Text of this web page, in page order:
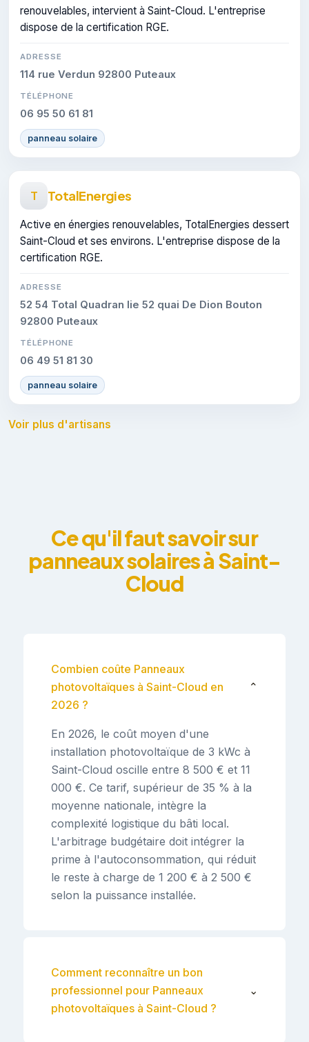
renouvelables, intervient à Saint-Cloud. L'entreprise
dispose de la certification RGE.
ADRESSE
114 rue Verdun 92800 Puteaux
TÉLÉPHONE
06 95 50 61 81
panneau solaire
T TotalEnergies
Active en énergies renouvelables, TotalEnergies dessert
Saint-Cloud et ses environs. L'entreprise dispose de la
certification RGE.
ADRESSE
52 54 Total Quadran Iie 52 quai De Dion Bouton
92800 Puteaux
TÉLÉPHONE
06 49 51 81 30
panneau solaire
Voir plus d'artisans
Ce qu'il faut savoir sur
panneaux solaires à Saint-
Cloud
Combien coûte Panneaux
photovoltaïques à Saint-Cloud en
2026 ?
⌄
En 2026, le coût moyen d'une
installation photovoltaïque de 3 kWc à
Saint-Cloud oscille entre 8 500 € et 11
000 €. Ce tarif, supérieur de 35 % à la
moyenne nationale, intègre la
complexité logistique du bâti local.
L'arbitrage budgétaire doit intégrer la
prime à l'autoconsommation, qui réduit
le reste à charge de 1 200 € à 2 500 €
selon la puissance installée.
Comment reconnaître un bon
professionnel pour Panneaux
photovoltaïques à Saint-Cloud ?
⌄